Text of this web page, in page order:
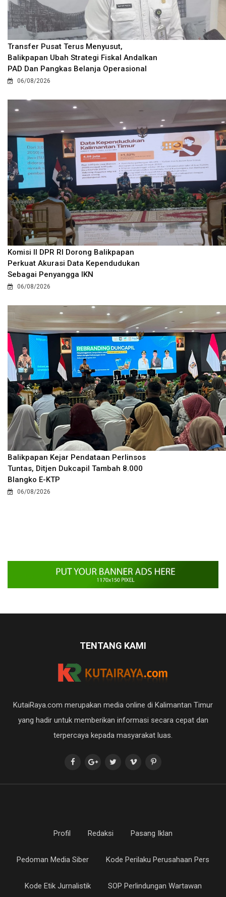
Transfer Pusat Terus Menyusut,
Balikpapan Ubah Strategi Fiskal Andalkan
PAD Dan Pangkas Belanja Operasional
06/08/2026
Komisi II DPR RI Dorong Balikpapan
Perkuat Akurasi Data Kependudukan
Sebagai Penyangga IKN
06/08/2026
Balikpapan Kejar Pendataan Perlinsos
Tuntas, Ditjen Dukcapil Tambah 8.000
Blangko E-KTP
06/08/2026
TENTANG KAMI
KutaiRaya.com merupakan media online di Kalimantan Timur
yang hadir untuk memberikan informasi secara cepat dan
terpercaya kepada masyarakat luas.
Profil Redaksi Pasang Iklan
Pedoman Media Siber Kode Perilaku Perusahaan Pers
Kode Etik Jurnalistik SOP Perlindungan Wartawan